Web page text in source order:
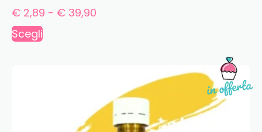
€ 2,89 - € 39,90
Scegli